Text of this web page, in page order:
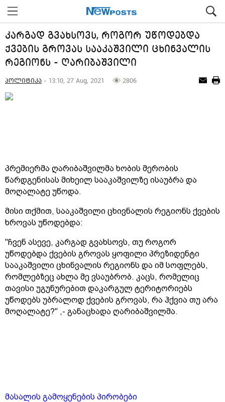
კარგად გვახსოვს, როგორ უწოდებდა
ქვების გროვას სააკაშვილი ცხინვალის
რეგიონს - ღარიბაშვილი
პოლიტიკა - 13:10, 27 Aug, 2021 2806
პრემიერმა ღარიბაშვილმა ხობის მერობის
წარდგენისას მიხეილ სააკაშვილზე ისაუბრა და
მოღალატე უწოდა.
მისი თქმით, სააკაშვილი ცხივნალის რეგიონს ქვების
ხროვას უწოდებდა:
"ჩვენ ასევე, კარგად გვახსოვს, თუ როგორ
უწოდებდა ქვების გროვას ყოფილი პრეზიდენტი
სააკაშვილი ცხინვალის რეგიონს და იმ სოფლებს,
რომლებზეც ახლა მე ვსაუბრობ. კაცს, რომელიც
თავისი უგუნურებით დაკარგულ ტერიტორიებს
უწოდებს უბრალოდ ქვების გროვას, რა ჰქვია თუ არა
მოღალატე?" ,- განაცხადა ღარიბაშვილმა.
მასალის გამოყენების პირობები